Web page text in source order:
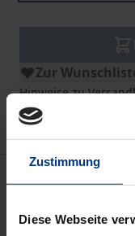
Zustimmung
Diese Webseite
Zur
Hinweise zu
Die Anzahl der im